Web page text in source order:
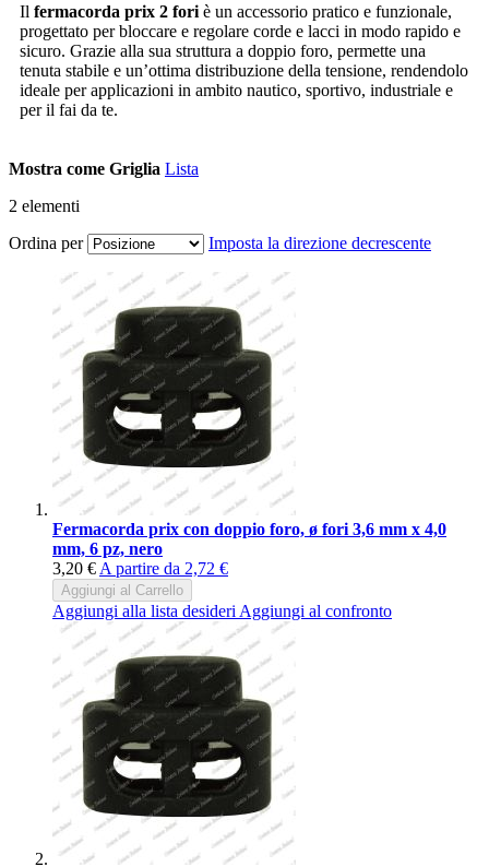
Il fermacorda prix 2 fori è un accessorio pratico e funzionale,
progettato per bloccare e regolare corde e lacci in modo rapido e
sicuro. Grazie alla sua struttura a doppio foro, permette una
tenuta stabile e un’ottima distribuzione della tensione, rendendolo
ideale per applicazioni in ambito nautico, sportivo, industriale e
per il fai da te.
Mostra come Griglia Lista
2 elementi
Ordina per
Imposta la direzione decrescente
Fermacorda prix con doppio foro, ø fori 3,6 mm x 4,0
mm, 6 pz, nero
3,20 € A partire da 2,72 €
Aggiungi al Carrello
Aggiungi alla lista desideri Aggiungi al confronto